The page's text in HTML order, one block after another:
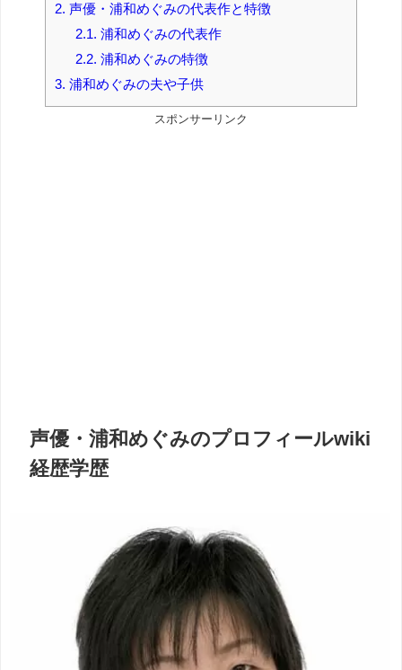
2. 声優・浦和めぐみの代表作と特徴
2.1. 浦和めぐみの代表作
2.2. 浦和めぐみの特徴
3. 浦和めぐみの夫や子供
スポンサーリンク
声優・浦和めぐみのプロフィールwiki
経歴学歴